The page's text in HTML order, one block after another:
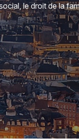
le droit de la